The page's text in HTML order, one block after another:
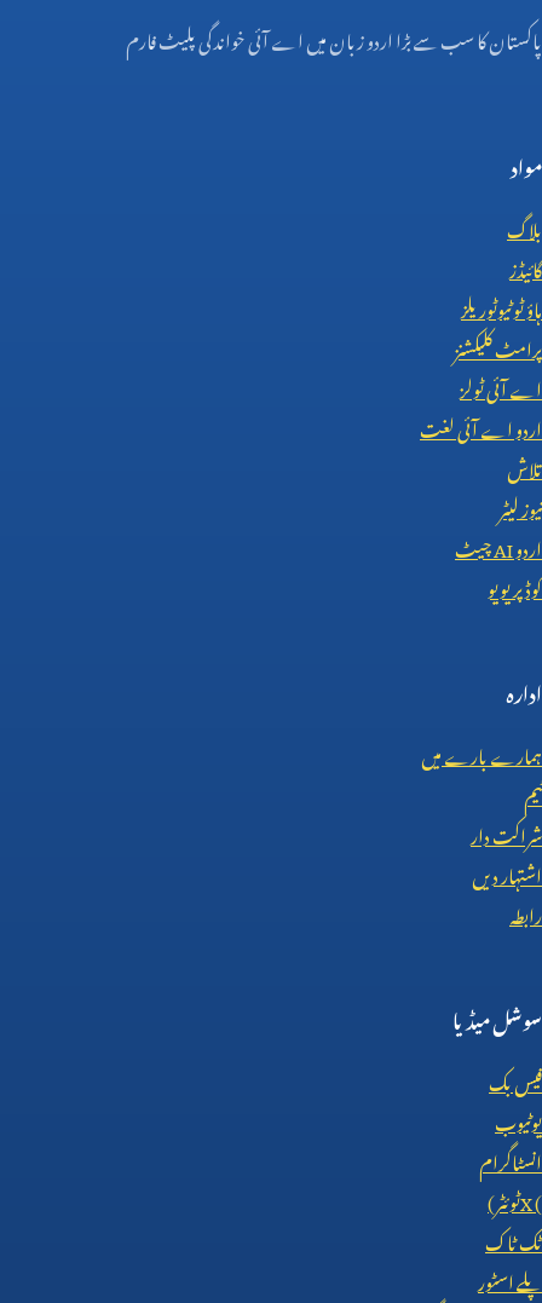
پاکستان کا سب سے بڑا اردو زبان میں اے آئی خواندگی پلیٹ فارم
مواد
بلاگ
گائیڈز
ہاؤ ٹو ٹیوٹوریلز
پرامٹ کلیکشنز
اے آئی ٹولز
اردو اے آئی لغت
تلاش
نیوز لیٹر
اردوAIچیٹ
کوڈ پریویو
ادارہ
ہمارے بارے میں
ٹیم
شراکت دار
اشتہار دیں
رابطہ
سوشل میڈیا
فیس بک
یوٹیوب
انسٹاگرام
X (ٹوئٹر)
ٹک ٹاک
پلے اسٹور